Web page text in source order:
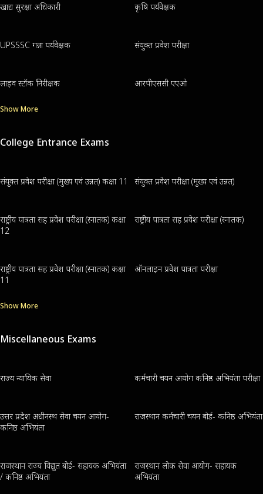
खाद्य सुरक्षा अधिकारी कृषि पर्यवेक्षक
UPSSSC गन्ना पर्यवेक्षक संयुक्त प्रवेश परीक्षा
लाइव स्टॉक निरीक्षक आरपीएससी एएओ
Show More
College Entrance Exams
संयुक्त प्रवेश परीक्षा (मुख्य एवं उन्नत) कक्षा 11 संयुक्त प्रवेश परीक्षा (मुख्य एवं उन्नत)
राष्ट्रीय पात्रता सह प्रवेश परीक्षा (स्नातक) कक्षा
12
राष्ट्रीय पात्रता सह प्रवेश परीक्षा (स्नातक)
राष्ट्रीय पात्रता सह प्रवेश परीक्षा (स्नातक) कक्षा
11
ऑनलाइन प्रवेश पात्रता परीक्षा
Show More
Miscellaneous Exams
राज्य न्यायिक सेवा कर्मचारी चयन आयोग कनिष्ठ अभियंता परीक्षा
उत्तर प्रदेश अधीनस्थ सेवा चयन आयोग-
कनिष्ठ अभियंता
राजस्थान कर्मचारी चयन बोर्ड- कनिष्ठ अभियंता
राजस्थान राज्य विद्युत बोर्ड- सहायक अभियंता
/ कनिष्ठ अभियंता
राजस्थान लोक सेवा आयोग- सहायक
अभियंता